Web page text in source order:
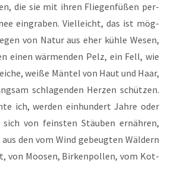
die sie mit ihren Flie­gen­fü­ßen per­
ein­gra­ben. Viel­leicht, das ist mög­
von Natur aus eher küh­le Wesen,
einen wär­men­den Pelz, ein Fell, wie
wei­ße Män­tel von Haut und Haar,
schla­gen­den Her­zen schüt­zen.
ich, wer­den ein­hun­dert Jah­re oder
von feins­ten Stäu­ben ernäh­ren,
den vom Wind gebeug­ten Wäl­dern
von Moo­sen, Bir­ken­pol­len, vom Kot­